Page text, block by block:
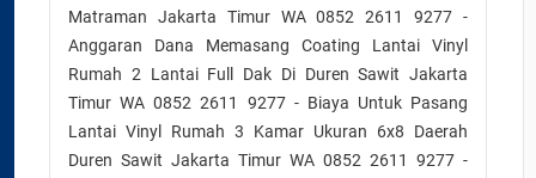
Matraman Jakarta Timur WA 0852 2611 9277 -
Anggaran Dana Memasang Coating Lantai Vinyl
Rumah 2 Lantai Full Dak Di Duren Sawit Jakarta
Timur WA 0852 2611 9277 - Biaya Untuk Pasang
Lantai Vinyl Rumah 3 Kamar Ukuran 6x8 Daerah
Duren Sawit Jakarta Timur WA 0852 2611 9277 -